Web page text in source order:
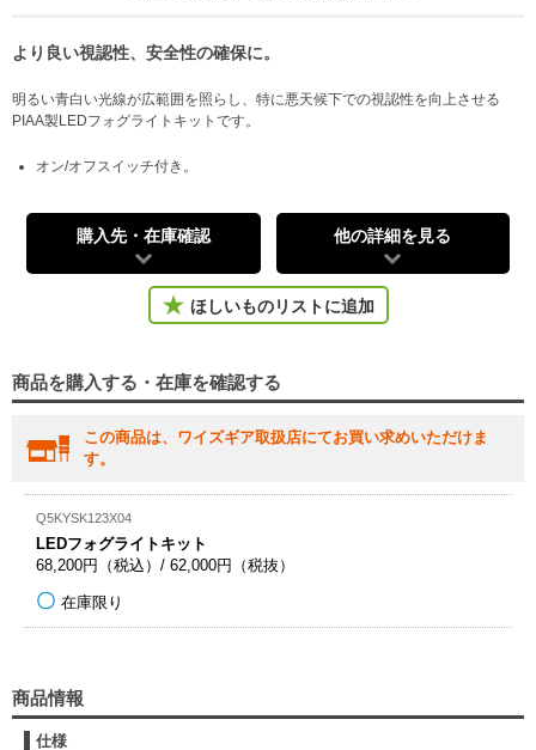
より良い視認性、安全性の確保に。
明るい青白い光線が広範囲を照らし、特に悪天候下での視認性を向上させる
PIAA製LEDフォグライトキットです。
オン/オフスイッチ付き。
購入先・在庫確認 他の詳細を見る
ほしいものリストに追加
商品を購入する・在庫を確認する
この商品は、ワイズギア取扱店にてお買い求めいただけま
す。
Q5KYSK123X04
LEDフォグライトキット
68,200円（税込）/ 62,000円（税抜）
在庫限り
商品情報
仕様